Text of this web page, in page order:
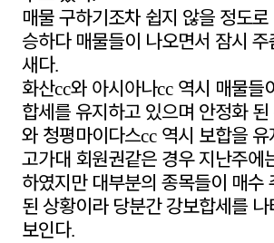
매물 구하기조차 쉽지 않을 정도
승하다 매물들이 나오면서 잠시
새다.
화산cc와 아시아나cc 역시 매물들
합세를 유지하고 있으며 안정화
와 청평마이다스cc 역시 보합을
고가대 회원권같은 경우 지난주에
하였지만 대부분의 종목들이 매수
된 상황이라 당분간 강보합세를
보인다.